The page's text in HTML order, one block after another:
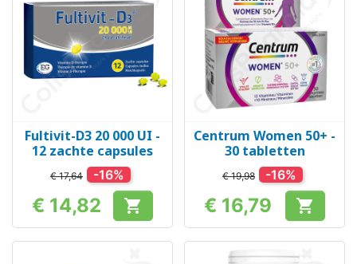
Fultivit-D3 20 000 UI -
12 zachte capsules
€ 17,64 -16%
Prijs
€ 14,82 
Centrum Women 50+ -
30 tabletten
€ 19,98 -16%
Prijs
€ 16,79 